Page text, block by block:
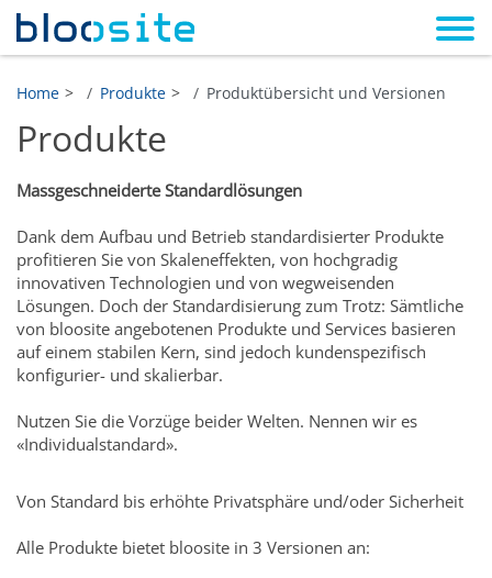
Home Produkte Produktübersicht und Versionen
Produkte
Massgeschneiderte Standardlösungen
Dank dem Aufbau und Betrieb standardisierter Produkte
profitieren Sie von Skaleneffekten, von hochgradig
innovativen Technologien und von wegweisenden
Lösungen. Doch der Standardisierung zum Trotz: Sämtliche
von bloosite angebotenen Produkte und Services basieren
auf einem stabilen Kern, sind jedoch kundenspezifisch
konfigurier- und skalierbar.
Nutzen Sie die Vorzüge beider Welten. Nennen wir es
«Individualstandard».
Von Standard bis erhöhte Privatsphäre und/oder Sicherheit
Alle Produkte bietet bloosite in 3 Versionen an: